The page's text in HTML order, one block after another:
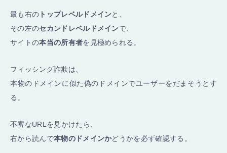
最も右の トップレベルドメインと、
その左のセカンドレベルドメインで、
サイトの本当の所有者を見極められる。
フィッシング詐欺は、
本物のドメインに似た偽のドメインでユーザーをだまそうとす
る。
不審なURLを見かけたら、
右から読んで本物のドメインかどうかを必ず確認する。